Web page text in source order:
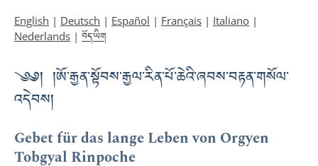
English | Deutsch | Español | Français | Italiano |
Nederlands | བོད་ཡིག
༄༅། །ཨོ་རྒྱན་སྟོབས་རྒྱལ་རིན་པོ་ཆེའི་ཞབས་བརྟན་གསོལ་
འདེབས།
Gebet für das lange Leben von Orgyen
Tobgyal Rinpoche